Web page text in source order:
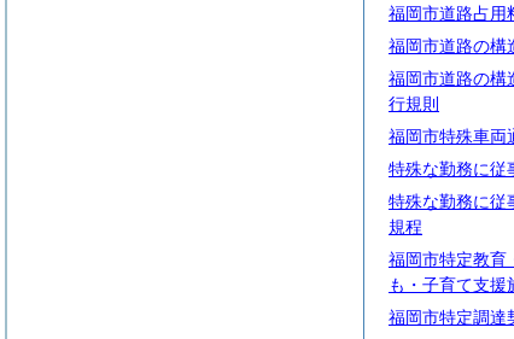
福岡市道路占用
福岡市道路の構
福岡市道路の構
行規則
福岡市特殊車両
特殊な勤務に従
特殊な勤務に従
規程
福岡市特定教育
も・子育て支援
福岡市特定調達